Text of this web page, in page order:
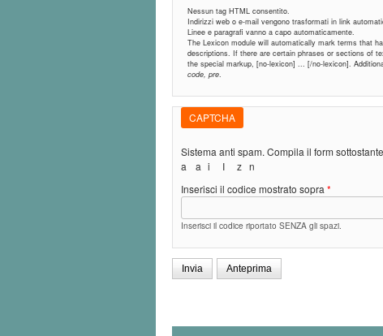
Nessun tag HTML consentito.
Indirizzi web o e-mail vengono trasformati in link
Linee e paragrafi vanno a capo automaticamente.
The Lexicon module will automatically mark terms that
descriptions. If there are certain phrases or sections of
the special markup, [no-lexicon] ... [/no-lexicon].
code, pre.
CAPTCHA
Sistema anti spam. Compila il form
a
a z
I
i
n
Inserisci il codice mostrato sopra *
Inserisci il codice riportato SENZA gli spazi.